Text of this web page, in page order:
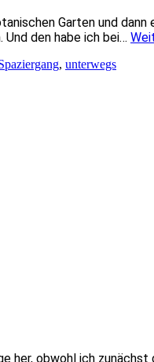
Garten und
den habe ich bei…
, unterwegs
her, obwohl ich